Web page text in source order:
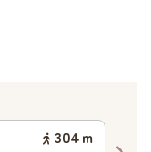
304 ｍ